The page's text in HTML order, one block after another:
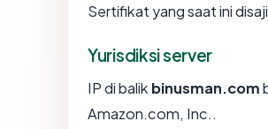
Sertifikat yang saat ini
Yurisdiksi server
IP di balik binusman.com
Amazon.com, Inc..